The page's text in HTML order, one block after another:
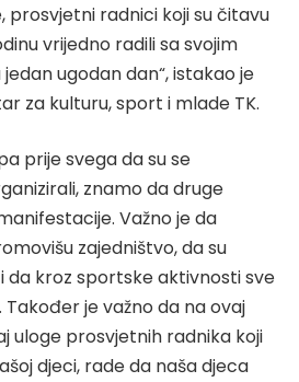
prosvjetni radnici koji su čitavu
vrijedno radili sa svojim
ugodan dan“, istakao je
za kulturu, sport i mlade TK.
prije svega da su se
znamo da druge
Važno je da
zajedništvo, da su
da kroz sportske aktivnosti sve
je važno da na ovaj
uloge prosvjetnih radnika koji
djeci, rade da naša djeca